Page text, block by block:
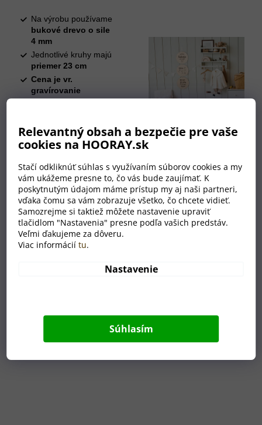
Relevantný obsah a bezpečie pre vaše
cookies na HOORAY.sk
Stačí odkliknúť súhlas s využívaním súborov cookies a my
vám ukážeme presne to, čo vás bude zaujímať. K
poskytnutým údajom máme prístup my aj naši partneri,
vďaka čomu sa vám zobrazuje všetko, čo chcete vidieť.
Samozrejme si taktiež môžete nastavenie upraviť
tlačidlom "Nastavenia" presne podľa vašich predstáv.
Veľmi ďakujeme za dôveru.
Viac informáciítu.
Nastavenie
Súhlasím
Na výrobu používame
bukové drevo o sile
4 mm
Jednotlivé kruhy majú
priemer 23 cm
Cena je vr.
gravírovanie
všetkých kruhov
Dekorácia sa dodáva
v prírodnom
ošetrenia lakom
alebo olejom